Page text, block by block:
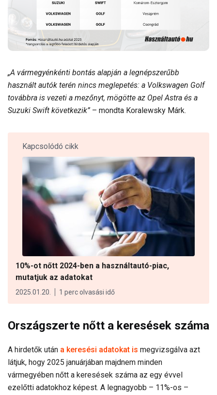
„A vármegyénkénti bontás alapján a legnépszerűbb
használt autók terén nincs meglepetés: a Volkswagen Golf
továbbra is vezeti a mezőnyt, mögötte az Opel Astra és a
Suzuki Swift következik” – mondta Koralewsky Márk.
Kapcsolódó cikk
10%-ot nőtt 2024-ben a használtautó-piac,
mutatjuk az adatokat
2025.01.20. 1 perc olvasási idő
Országszerte nőtt a keresések száma
A hirdetők után a keresési adatokat is megvizsgálva azt
látjuk, hogy 2025 januárjában majdnem minden
vármegyében nőtt a keresések száma az egy évvel
ezelőtti adatokhoz képest. A legnagyobb – 11%-os –